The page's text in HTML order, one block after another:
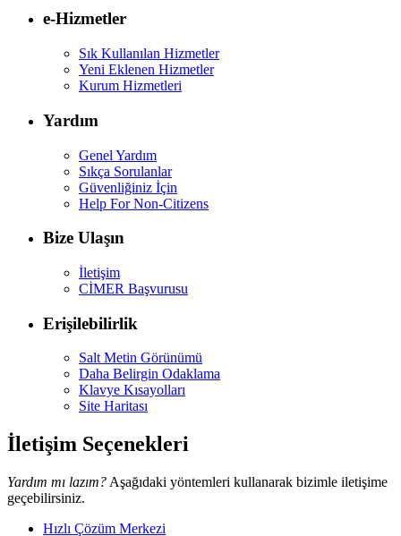
e-Hizmetler
Sık Kullanılan Hizmetler
Yeni Eklenen Hizmetler
Kurum Hizmetleri
Yardım
Genel Yardım
Sıkça Sorulanlar
Güvenliğiniz İçin
Help For Non-Citizens
Bize Ulaşın
İletişim
CİMER Başvurusu
Erişilebilirlik
Salt Metin Görünümü
Daha Belirgin Odaklama
Klavye Kısayolları
Site Haritası
İletişim Seçenekleri
Yardım mı lazım? Aşağıdaki yöntemleri kullanarak bizimle iletişime
geçebilirsiniz.
Hızlı Çözüm Merkezi